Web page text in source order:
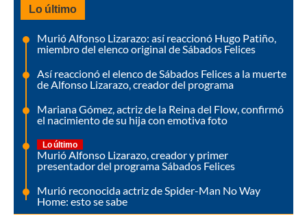
Lo último
Murió Alfonso Lizarazo: así reaccionó Hugo Patiño,
miembro del elenco original de Sábados Felices
Así reaccionó el elenco de Sábados Felices a la muerte
de Alfonso Lizarazo, creador del programa
Mariana Gómez, actriz de la Reina del Flow, confirmó
el nacimiento de su hija con emotiva foto
Lo último
Murió Alfonso Lizarazo, creador y primer
presentador del programa Sábados Felices
Murió reconocida actriz de Spider-Man No Way
Home: esto se sabe